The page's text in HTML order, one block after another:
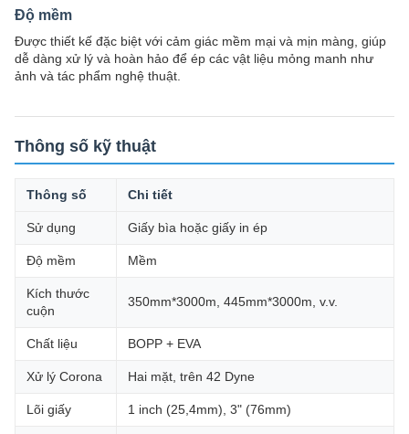
Độ mềm
Được thiết kế đặc biệt với cảm giác mềm mại và mịn màng, giúp
dễ dàng xử lý và hoàn hảo để ép các vật liệu mỏng manh như
ảnh và tác phẩm nghệ thuật.
Thông số kỹ thuật
Thông số Chi tiết
Sử dụng Giấy bìa hoặc giấy in ép
Độ mềm Mềm
Kích thước
cuộn
350mm*3000m, 445mm*3000m, v.v.
Chất liệu BOPP + EVA
Xử lý Corona Hai mặt, trên 42 Dyne
Lõi giấy 1 inch (25,4mm), 3" (76mm)